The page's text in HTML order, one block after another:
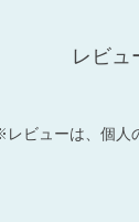
レビュ
レビューは、個人